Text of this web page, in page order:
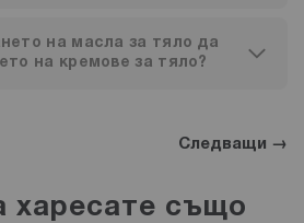
на масла за тяло да
на кремове за тяло?
Следващи →
харесате също